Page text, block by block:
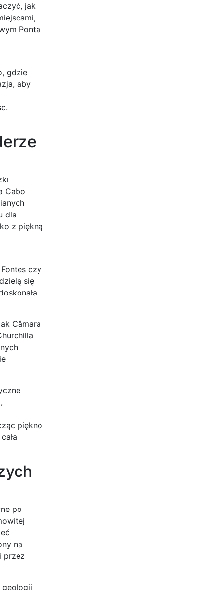
jak
Ponta
gdzie
aby
Cabo
dla
z piękną
czy
się
Câmara
piękno
po
na
przez
geologii